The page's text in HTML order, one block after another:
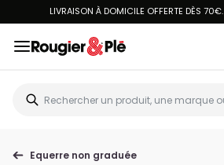
LIVRAISON À DOMICILE OFFERTE DÈS 70€.
Equerre non graduée